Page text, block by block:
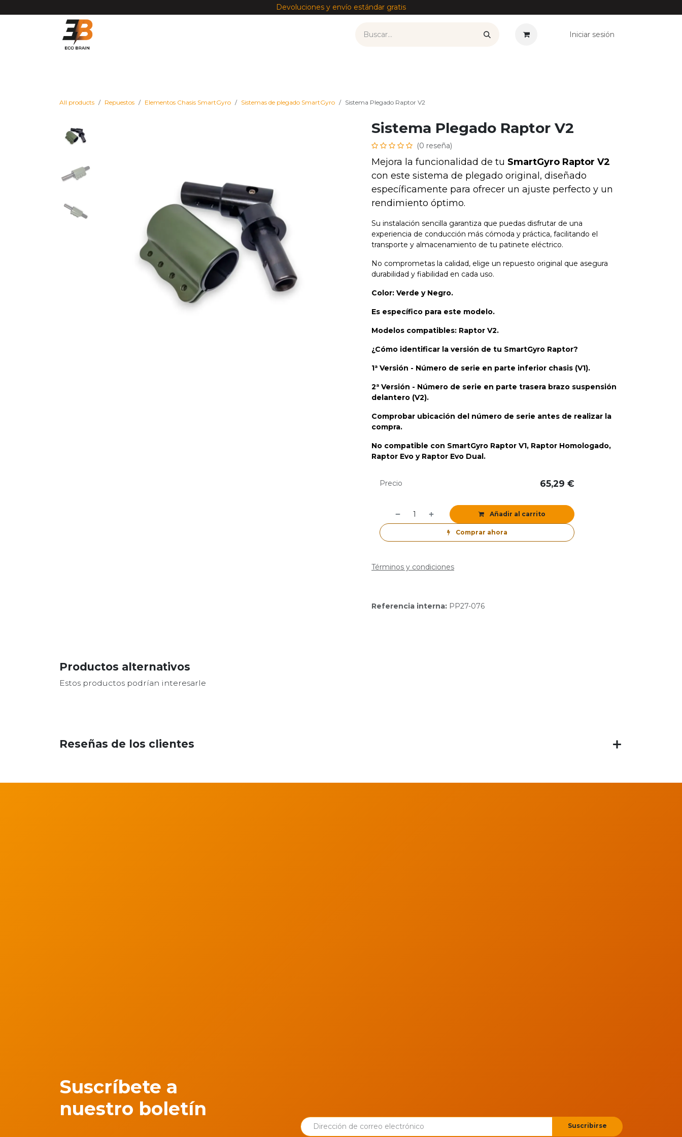
Devoluciones y envío estándar gratis
Iniciar sesión
All products Repuestos Elementos Chasis SmartGyro Sistemas de plegado SmartGyro Sistema Plegado Raptor V2
Sistema Plegado Raptor V2
(0 reseña)
Mejora la funcionalidad de tu SmartGyro Raptor V2
con este sistema de plegado original, diseñado
específicamente para ofrecer un ajuste perfecto y un
rendimiento óptimo.
Su instalación sencilla garantiza que puedas disfrutar de una
experiencia de conducción más cómoda y práctica, facilitando el
transporte y almacenamiento de tu patinete eléctrico.
No comprometas la calidad, elige un repuesto original que asegura
durabilidad y fiabilidad en cada uso.
Color: Verde y Negro.
Es específico para este modelo.
Modelos compatibles: Raptor V2.
¿Cómo identificar la versión de tu SmartGyro Raptor?
1ª Versión - Número de serie en parte inferior chasis (V1).
2ª Versión - Número de serie en parte trasera brazo suspensión
delantero (V2).
Comprobar ubicación del número de serie antes de realizar la
compra.
No compatible con SmartGyro Raptor V1, Raptor Homologado,
Raptor Evo y Raptor Evo Dual.
Añadir al carrito
Comprar ahora
Precio 65,29 €
Términos y condiciones
Referencia interna: PP27-076
Productos alternativos
Estos productos podrían interesarle
Reseñas de los clientes
Suscríbete a
nuestro boletín
Suscribirse